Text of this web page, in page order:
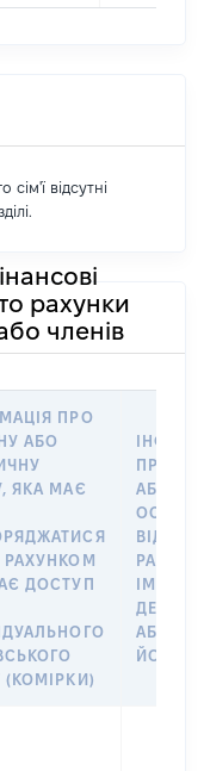
відсутні
рахунки
членів
ПРО
АБО
ЯКА МАЄ
РАХУНКОМ
ДОСТУП
(КОМІРКИ)
ПРО
АБО
ОСОБУ,
ІМ’Я
АБО
ЙОГО